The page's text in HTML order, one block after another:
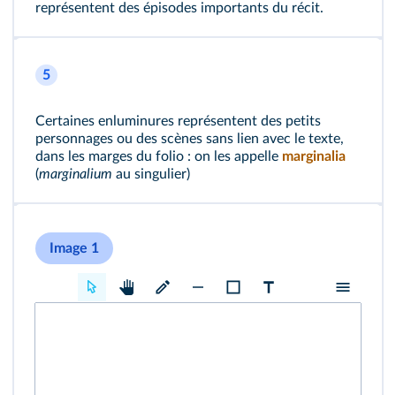
représentent des épisodes importants du récit.
5
Certaines enluminures représentent des petits
personnages ou des scènes sans lien avec le texte,
dans les marges du folio : on les appelle marginalia
(marginalium au singulier)
Image 1